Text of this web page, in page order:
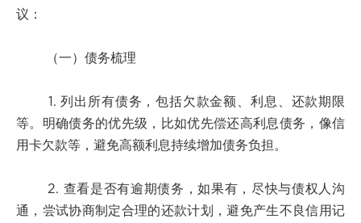
议：
（一）债务梳理
1. 列出所有债务，包括欠款金额、利息、还款期限
等。明确债务的优先级，比如优先偿还高利息债务，像信
用卡欠款等，避免高额利息持续增加债务负担。
2. 查看是否有逾期债务，如果有，尽快与债权人沟
通，尝试协商制定合理的还款计划，避免产生不良信用记